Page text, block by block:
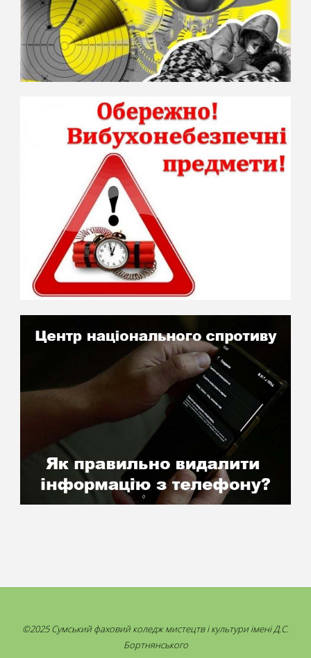
©2025 Сумський фаховий коледж мистецтв і культури імені Д.С.
Бортнянського